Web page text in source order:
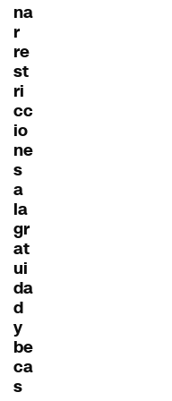
na
r
re
st
ri
cc
io
ne
s
a
la
gr
at
ui
da
d
y
be
ca
s